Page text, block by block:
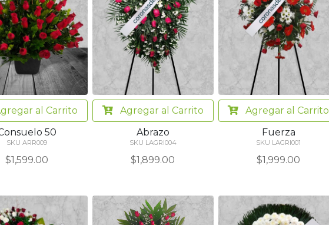
al Carrito
50
SKU ARR009
$1,599.00
Agregar al Carrito
Abrazo
SKU LAGRI004
$1,899.00
Agregaral Carrito
Fuerza
SKU LAGRI001
$1,999.00